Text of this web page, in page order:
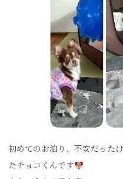
初めてのお泊り、不安だった
たチョコくんです